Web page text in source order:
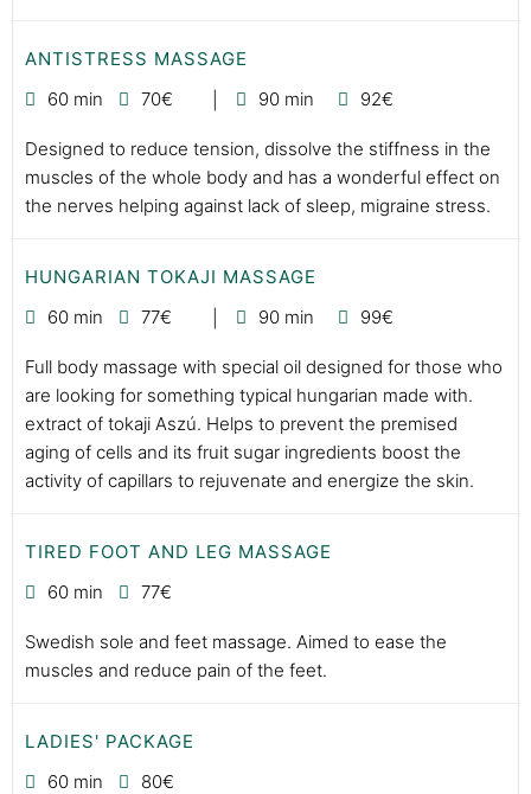
ANTISTRESS MASSAGE
60 min
70€ 90 min 92€
Designed to reduce tension, dissolve the stiffness in the
muscles of the whole body and has a wonderful effect on
the nerves helping against lack of sleep, migraine stress.
HUNGARIAN TOKAJI MASSAGE
60 min
77€ 90 min 99€
Full body massage with special oil designed for those who
are looking for something typical hungarian made with.
extract of tokaji Aszú. Helps to prevent the premised
aging of cells and its fruit sugar ingredients boost the
activity of capillars to rejuvenate and energize the skin.
TIRED FOOT AND LEG MASSAGE
60 min
77€
Swedish sole and feet massage. Aimed to ease the
muscles and reduce pain of the feet.
LADIES' PACKAGE
60 min
80€